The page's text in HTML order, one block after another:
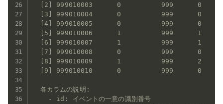
[2] 999010003      0          999      0
[3] 999010004      0          999
[4] 999010005      0          999      0
[5] 999010006      1          999      1
[6] 999010007      1          999
[7] 999010008      0          999
[8] 999010009      1          999
[9] 999010010      0          999      0
  各カラムの説明:
    - id: イベントの一意の識別番号